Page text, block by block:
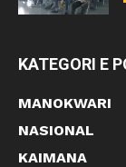
KATEGORI E
MANOKWARI
NASIONAL
KAIMANA